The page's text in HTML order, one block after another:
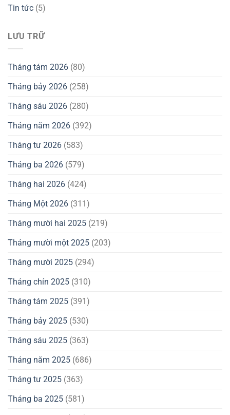
Tin tức (5)
LƯU TRỮ
Tháng tám 2026 (80)
Tháng bảy 2026 (258)
Tháng sáu 2026 (280)
Tháng năm 2026 (392)
Tháng tư 2026 (583)
Tháng ba 2026 (579)
Tháng hai 2026 (424)
Tháng Một 2026 (311)
Tháng mười hai 2025 (219)
Tháng mười một 2025 (203)
Tháng mười 2025 (294)
Tháng chín 2025 (310)
Tháng tám 2025 (391)
Tháng bảy 2025 (530)
Tháng sáu 2025 (363)
Tháng năm 2025 (686)
Tháng tư 2025 (363)
Tháng ba 2025 (581)